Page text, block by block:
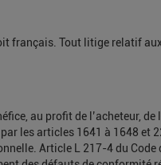
français. Tout litige relatif
au profit de l’acheteur,
les articles 1641 à 1648 et
Article L 217-4 du